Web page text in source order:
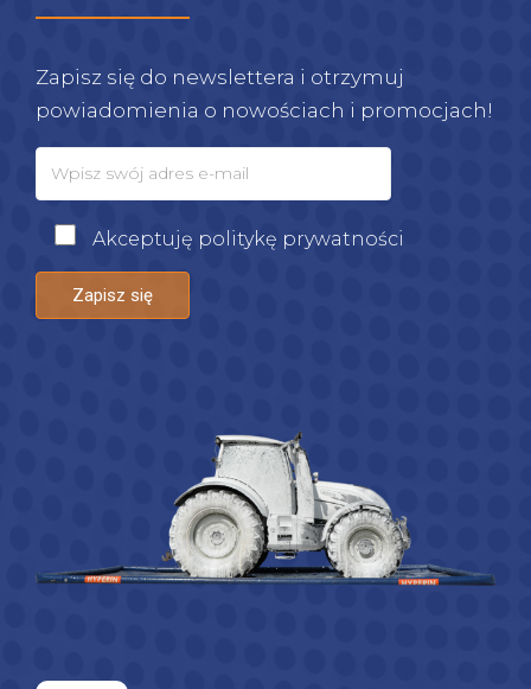
Zapisz się do newslettera i otrzymuj
powiadomienia o nowościach i promocjach!
Akceptuję politykę prywatności